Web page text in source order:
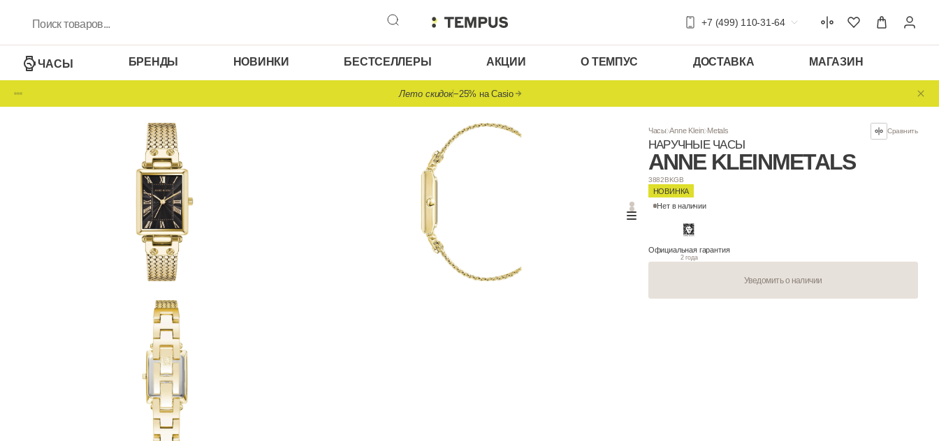
+7 (499) 110-31-64
ЧАСЫ БРЕНДЫ НОВИНКИ БЕСТСЕЛЛЕРЫ АКЦИИ О ТЕМПУС ДОСТАВКА МАГАЗИН
Лето скидок−25% на Casio
Часы Anne Klein Metals
НАРУЧНЫЕ ЧАСЫ